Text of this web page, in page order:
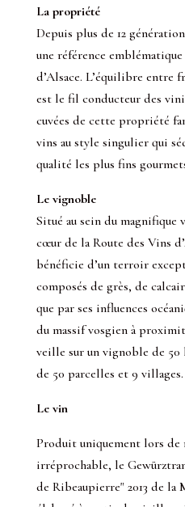
La propriété
Depuis plus de 12
une référence
d’Alsace. L’équilibre
est le fil conducteur des
cuvées de cette propriété
vins au style singulier qui
qualité les plus fins
Le vignoble
Situé au sein du magnifique
cœur de la Route des Vins
bénéficie d’un terroir
composés de grès, de
que par ses influences
du massif vosgien à
veille sur un vignoble de 50
de 50 parcelles et 9 villages.
Le vin
Produit uniquement lors de
irréprochable, le
de Ribeaupierre" 2013 de la